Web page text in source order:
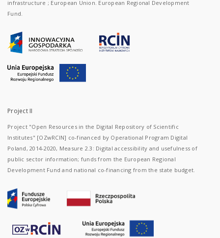
infrastructure ; European Union. European Regional Development
Fund.
Project II
Project "Open Resources in the Digital Repository of Scientific
Institutes" [OZwRCIN] co-financed by Operational Program Digital
Poland, 2014-2020, Measure 2.3: Digital accessibility and usefulness of
public sector information; funds from the European Regional
Development Fund and national co-financing from the state budget.